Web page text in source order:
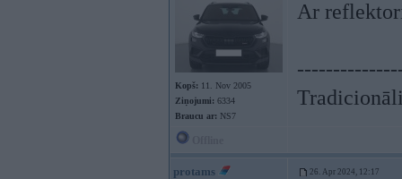
Kopš: 11. Nov 2005
Ziņojumi: 6334
Braucu ar: NS7
Ar
protams 26. Apr 2024, 12:17